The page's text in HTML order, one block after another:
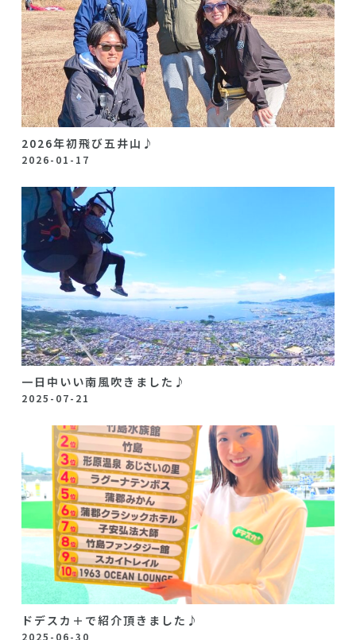
2026年初飛び五井山♪
2026-01-17
一日中いい南風吹きました♪
2025-07-21
ドデスカ＋で紹介頂きました♪
2025-06-30